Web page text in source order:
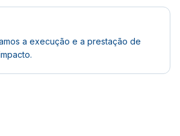
a execução e a prestação de